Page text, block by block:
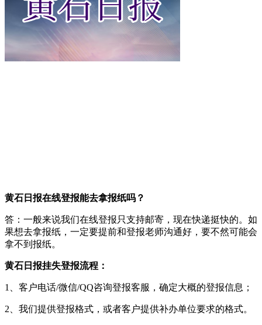
黄石日报在线登报能去拿报纸吗？
答：一般来说我们在线登报只支持邮寄，现在快递挺快的。如
果想去拿报纸，一定要提前和登报老师沟通好，要不然可能会
拿不到报纸。
黄石日报挂失登报流程：
1、客户电话/微信/QQ咨询登报客服，确定大概的登报信息；
2、我们提供登报格式，或者客户提供补办单位要求的格式。